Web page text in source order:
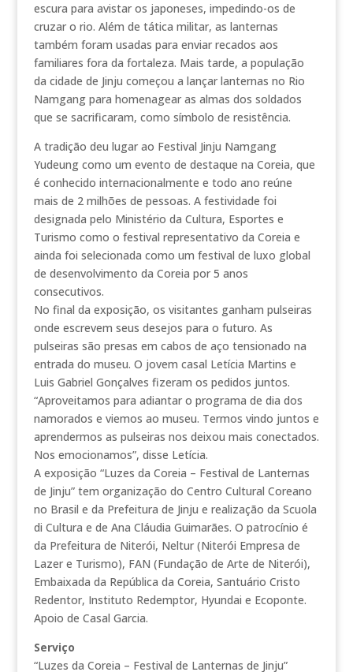
escura para avistar os japoneses, impedindo-os de
cruzar o rio. Além de tática militar, as lanternas
também foram usadas para enviar recados aos
familiares fora da fortaleza. Mais tarde, a população
da cidade de Jinju começou a lançar lanternas no Rio
Namgang para homenagear as almas dos soldados
que se sacrificaram, como símbolo de resistência.
A tradição deu lugar ao Festival Jinju Namgang
Yudeung como um evento de destaque na Coreia, que
é conhecido internacionalmente e todo ano reúne
mais de 2 milhões de pessoas. A festividade foi
designada pelo Ministério da Cultura, Esportes e
Turismo como o festival representativo da Coreia e
ainda foi selecionada como um festival de luxo global
de desenvolvimento da Coreia por 5 anos
consecutivos.
No final da exposição, os visitantes ganham pulseiras
onde escrevem seus desejos para o futuro. As
pulseiras são presas em cabos de aço tensionado na
entrada do museu. O jovem casal Letícia Martins e
Luis Gabriel Gonçalves fizeram os pedidos juntos.
“Aproveitamos para adiantar o programa de dia dos
namorados e viemos ao museu. Termos vindo juntos e
aprendermos as pulseiras nos deixou mais conectados.
Nos emocionamos”, disse Letícia.
A exposição “Luzes da Coreia – Festival de Lanternas
de Jinju” tem organização do Centro Cultural Coreano
no Brasil e da Prefeitura de Jinju e realização da Scuola
di Cultura e de Ana Cláudia Guimarães. O patrocínio é
da Prefeitura de Niterói, Neltur (Niterói Empresa de
Lazer e Turismo), FAN (Fundação de Arte de Niterói),
Embaixada da República da Coreia, Santuário Cristo
Redentor, Instituto Redemptor, Hyundai e Ecoponte.
Apoio de Casal Garcia.
Serviço
“Luzes da Coreia – Festival de Lanternas de Jinju”